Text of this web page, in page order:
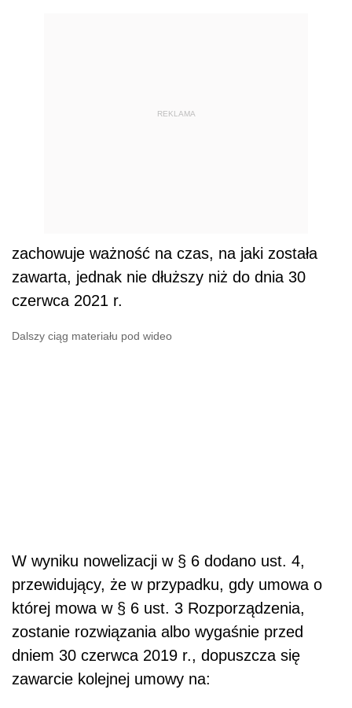
REKLAMA
zachowuje ważność na czas, na jaki została
zawarta, jednak nie dłuższy niż do dnia 30
czerwca 2021 r.
Dalszy ciąg materiału pod wideo
W wyniku nowelizacji w § 6 dodano ust. 4,
przewidujący, że w przypadku, gdy umowa o
której mowa w § 6 ust. 3 Rozporządzenia,
zostanie rozwiązania albo wygaśnie przed
dniem 30 czerwca 2019 r., dopuszcza się
zawarcie kolejnej umowy na: